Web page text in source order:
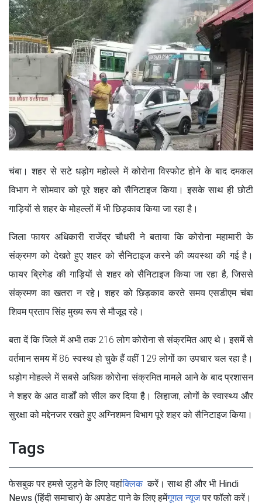
चंबा। शहर से सटे धड़ोग महोल्ले में कोरोना विस्फोट होने के बाद दमकल
विभाग ने सोमवार को पूरे शहर को सैनिटाइज किया। इसके साथ ही छोटी
गाड़ियों से शहर के मोहल्लों में भी छिड़काव किया जा रहा है।
जिला फायर अधिकारी राजेंद्र चौधरी ने बताया कि कोरोना महामारी के
संक्रमण को देखते हुए शहर को सैनिटाइज करने की व्यवस्था की गई है।
फायर ब्रिगेड की गाड़ियों से शहर को सैनिटाइज किया जा रहा है, जिससे
संक्रमण का खतरा न रहे। शहर को छिड़काव करते समय एसडीएम चंबा
शिवम प्रताप सिंह मुख्य रूप से मौजूद रहे।
बता दें कि जिले में अभी तक 216 लोग कोरोना से संक्रमित आए थे। इसमें से
वर्तमान समय में 86 स्वस्थ हो चुके हैं वहीं 129 लोगों का उपचार चल रहा है।
धड़ोग मोहल्ले में सबसे अधिक कोरोना संक्रमित मामले आने के बाद प्रशासन
ने शहर के आठ वार्डों को सील कर दिया है। लिहाजा, लोगों के स्वास्थ्य और
सुरक्षा को मद्देनजर रखते हुए अग्निशमन विभाग पूरे शहर को सैनिटाइज किया।
Tags
फेसबुक पर हमसे जुड़ने के लिए यहांक्लिककरें। साथ ही और भी Hindi
News (हिंदी समाचार) के अपडेट पाने के लिए हमेंगूगल न्यूजपर फॉलो करें।